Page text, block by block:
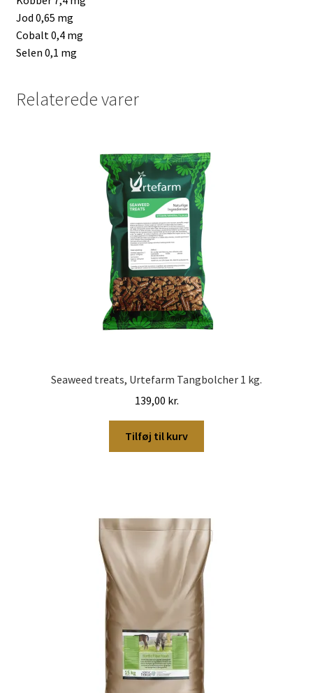
Jod 0,65 mg
Cobalt 0,4 mg
Selen 0,1 mg
Relaterede varer
Seaweed treats, Urtefarm Tangbolcher 1 kg.
139,00 kr.
Tilføj til kurv